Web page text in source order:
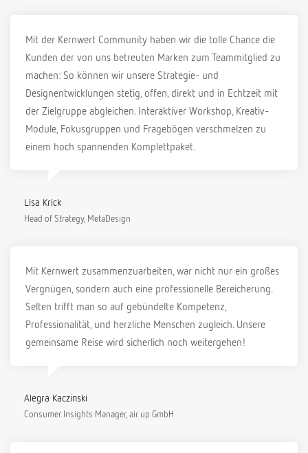
Mit der Kernwert Community haben wir die tolle Chance die
Kunden der von uns betreuten Marken zum Teammitglied zu
machen: So können wir unsere Strategie- und
Designentwicklungen stetig, offen, direkt und in Echtzeit mit
der Zielgruppe abgleichen. Interaktiver Workshop, Kreativ-
Module, Fokusgruppen und Fragebögen verschmelzen zu
einem hoch spannenden Komplettpaket.
Lisa Krick
Head of Strategy, MetaDesign
Mit Kernwert zusammenzuarbeiten, war nicht nur ein großes
Vergnügen, sondern auch eine professionelle Bereicherung.
Selten trifft man so auf gebündelte Kompetenz,
Professionalität, und herzliche Menschen zugleich. Unsere
gemeinsame Reise wird sicherlich noch weitergehen!
Alegra Kaczinski
Consumer Insights Manager, air up GmbH